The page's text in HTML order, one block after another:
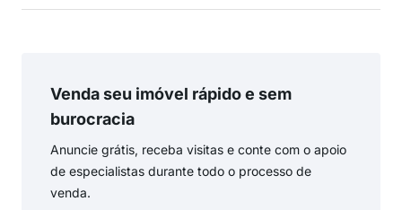
Venda seu imóvel rápido e sem
burocracia
Anuncie grátis, receba visitas e conte com o apoio
de especialistas durante todo o processo de
venda.